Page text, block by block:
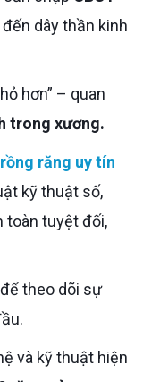
dây thần kinh
trong xương.
răng uy tín
kỹ thuật số,
toàn tuyệt đối,